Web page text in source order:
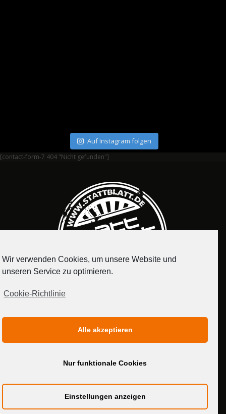
Auf Instagram folgen
[contact-form-7 404 "Nicht gefunden"]
MEDIADATEN
Wir verwenden Cookies, um unsere Website und
unseren Service zu optimieren.
Cookie-Richtlinie
Alle akzeptieren
Nur funktionale Cookies
Einstellungen anzeigen